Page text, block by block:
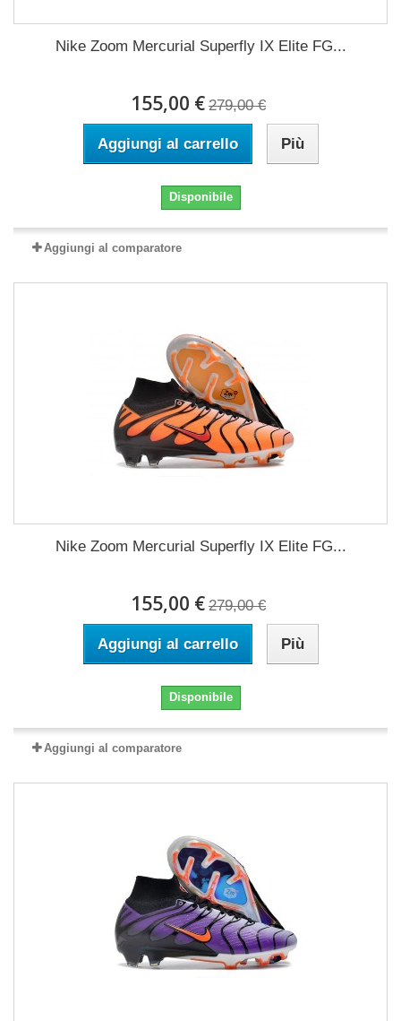
Nike Zoom Mercurial Superfly IX Elite FG...
155,00 € 279,00 €
Aggiungi al carrello Più
Disponibile
Aggiungi al comparatore
Nike Zoom Mercurial Superfly IX Elite FG...
155,00 € 279,00 €
Aggiungi al carrello Più
Disponibile
Aggiungi al comparatore